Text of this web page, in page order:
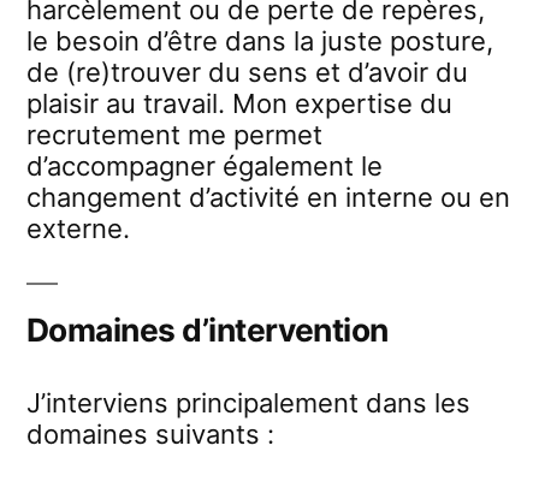
harcèlement ou de perte de repères,
le besoin d’être dans la juste posture,
de (re)trouver du sens et d’avoir du
plaisir au travail. Mon expertise du
recrutement me permet
d’accompagner également le
changement d’activité en interne ou en
externe.
Domaines d’intervention
J’interviens principalement dans les
domaines suivants :